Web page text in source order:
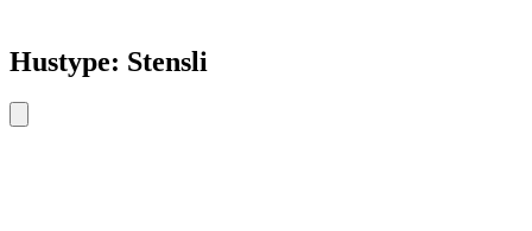
Hustype: Stensli